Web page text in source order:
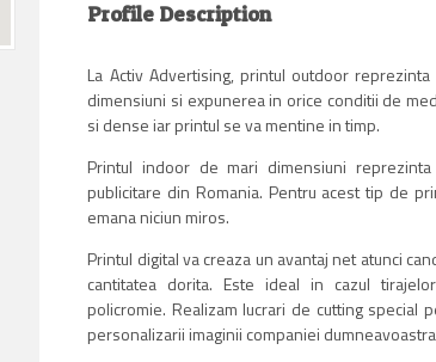
Profile Description
La Activ Advertising, printul outdoor
dimensiuni si expunerea in orice conditii de
si dense iar printul se va mentine in timp.
Printul indoor de mari dimensiuni
publicitare din Romania. Pentru acest tip de
emana niciun miros.
Printul digital va creaza un avantaj net atunci
cantitatea dorita. Este ideal in cazul
policromie. Realizam lucrari de cutting special
personalizarii imaginii companiei